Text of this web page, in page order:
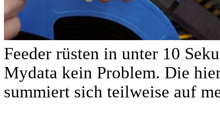
Feeder rüsten in unter 10
Mydata kein Problem. Die
summiert sich teilweise auf